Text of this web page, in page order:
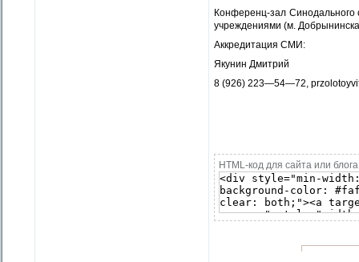
Конференц-зал
учреждениями (м.
Аккредитация СМИ:
Якунин Дмитрий
8 (926) 223—54—72,
HTML-код для сайта или